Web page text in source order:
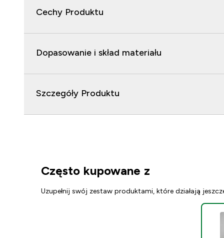
Cechy Produktu
Dopasowanie i skład materiału
Szczegóły Produktu
Często kupowane z
Uzupełnij swój zestaw produktami, które działają